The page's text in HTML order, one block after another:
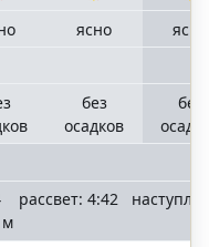
ясно
без
осадков
ясно
без
рассвет: 4:42
м